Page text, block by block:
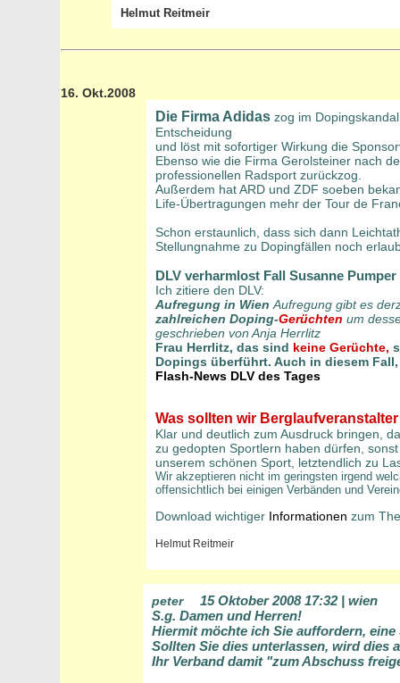
Helmut Reitmeir
16. Okt.2008
Die Firma Adidas zog im
Entscheidung
und löst mit sofortiger Wirkung die
Ebenso wie die Firma Gerolsteiner nach
professionellen Radsport zurückzog.
Außerdem hat ARD und ZDF soeben
Life-Übertragungen mehr der Tour de
Schon erstaunlich, dass sich dann
Stellungnahme zu Dopingfällen noch
DLV verharmlost Fall Susanne Pumper
Ich zitiere den DLV:
Aufregung in Wien Aufregung gibt es
zahlreichen Doping-Gerüchten um
geschrieben von Anja Herrlitz
Frau Herrlitz, das sind keine Gerüchte,
Dopings überführt. Auch in diesem
Flash-News DLV des Tages
Was sollten wir
Klar und deutlich zum Ausdruck bringen,
zu gedopten Sportlern haben dürfen,
unserem schönen Sport, letztendlich zu
Wir akzeptieren nicht im geringsten irgend
offensichtlich bei einigen Verbänden und
Download wichtiger Informationen zum
Helmut Reitmeir
peter
15 Oktober 2008 17:32 | wien
S.g. Damen und Herren!
Hiermit möchte ich Sie auffordern,
Sollten Sie dies unterlassen, wird dies
Ihr Verband damit "zum Abschuss